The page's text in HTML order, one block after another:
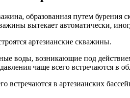
образованная путем бурения
вытекает автоматически,
артезианские скважины.
воды, возникающие под
давления чаще всего встречаются
встречаются в артезианских